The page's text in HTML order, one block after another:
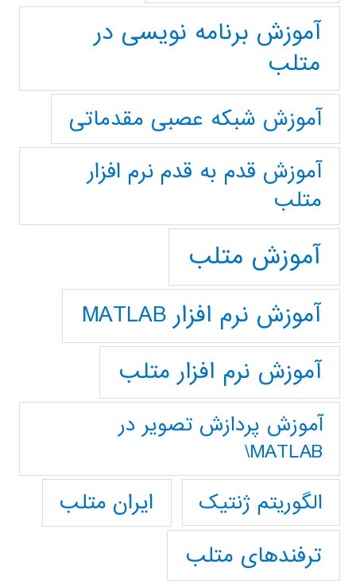
آموزش برنامه نویسی در
متلب
آموزش شبکه عصبی مقدماتی
آموزش قدم به قدم نرم افزار
متلب
آموزش متلب
آموزش نرم افزار MATLAB
آموزش نرم افزار متلب
آموزش پردازش تصوير در
MATLAB\
الگوریتم ژنتیک
ایران متلب
ترفندهای متلب